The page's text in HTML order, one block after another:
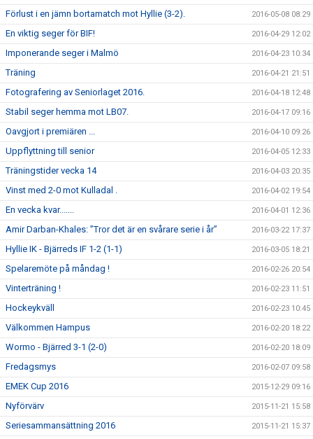
Förlust i en jämn bortamatch mot Hyllie (3-2). 2016-05-08 08:29
En viktig seger för BIF! 2016-04-29 12:02
Imponerande seger i Malmö 2016-04-23 10:34
Träning 2016-04-21 21:51
Fotografering av Seniorlaget 2016. 2016-04-18 12:48
Stabil seger hemma mot LB07. 2016-04-17 09:16
Oavgjort i premiären ... 2016-04-10 09:26
Uppflyttning till senior 2016-04-05 12:33
Träningstider vecka 14 2016-04-03 20:35
Vinst med 2-0 mot Kulladal . 2016-04-02 19:54
En vecka kvar....... 2016-04-01 12:36
Amir Darban-Khales: ”Tror det är en svårare serie i år” 2016-03-22 17:37
Hyllie IK - Bjärreds IF 1-2 (1-1) 2016-03-05 18:21
Spelaremöte på måndag ! 2016-02-26 20:54
Vinterträning ! 2016-02-23 11:51
Hockeykväll 2016-02-23 10:45
Välkommen Hampus 2016-02-20 18:22
Wormo - Bjärred 3-1 (2-0) 2016-02-20 18:09
Fredagsmys 2016-02-07 09:58
EMEK Cup 2016 2015-12-29 09:16
Nyförvärv 2015-11-21 15:58
Seriesammansättning 2016 2015-11-21 15:37